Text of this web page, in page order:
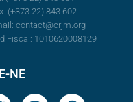
(+373 22) 843 602
contact@crjm.org
Fiscal: 1010620008129
NE